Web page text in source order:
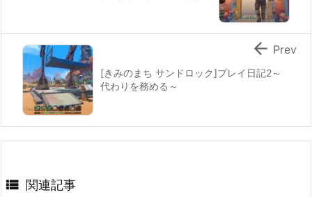
[きみのまち サンドロック]プレイ日記2～
代わりを務める～
 Prev
 関連記事